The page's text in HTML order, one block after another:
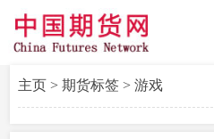
主页> 期货标签> 游戏